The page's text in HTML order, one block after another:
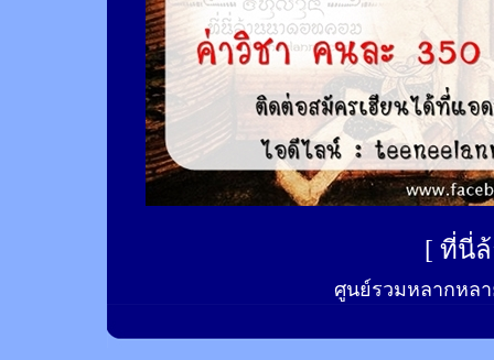
[ ที่นี่
ศูนย์รวมหลากหลา